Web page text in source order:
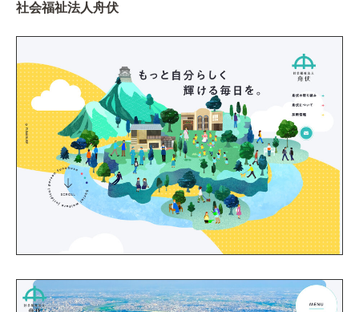
社会福祉法人舟伏